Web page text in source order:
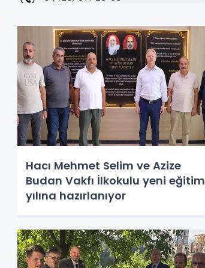
Hacı Mehmet Selim ve Azize
Budan Vakfı İlkokulu yeni eğitim
yılına hazırlanıyor